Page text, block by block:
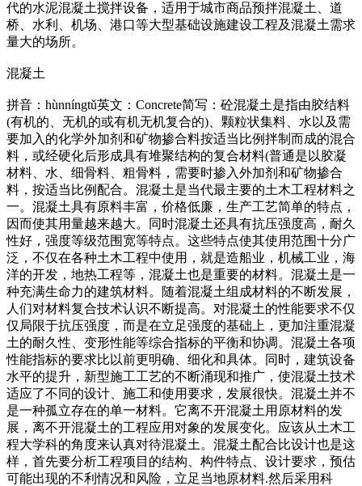
代的水泥混凝土搅拌设备，适用于城市商品预拌混凝土、道
桥、水利、机场、港口等大型基础设施建设工程及混凝土需求
量大的场所。
混凝土
拼音：hùnníngtǔ英文：Concrete简写：砼混凝土是指由胶结料
(有机的、无机的或有机无机复合的)、颗粒状集料、水以及需
要加入的化学外加剂和矿物掺合料按适当比例拌制而成的混合
料，或经硬化后形成具有堆聚结构的复合材料(普通是以胶凝
材料、水、细骨料、粗骨料，需要时掺入外加剂和矿物掺合
料，按适当比例配合。混凝土是当代最主要的土木工程材料之
一。混凝土具有原料丰富，价格低廉，生产工艺简单的特点，
因而使其用量越来越大。同时混凝土还具有抗压强度高，耐久
性好，强度等级范围宽等特点。这些特点使其使用范围十分广
泛，不仅在各种土木工程中使用，就是造船业，机械工业，海
洋的开发，地热工程等，混凝土也是重要的材料。混凝土是一
种充满生命力的建筑材料。随着混凝土组成材料的不断发展，
人们对材料复合技术认识不断提高。对混凝土的性能要求不仅
仅局限于抗压强度，而是在立足强度的基础上，更加注重混凝
土的耐久性、变形性能等综合指标的平衡和协调。混凝土各项
性能指标的要求比以前更明确、细化和具体。同时，建筑设备
水平的提升，新型施工工艺的不断涌现和推广，使混凝土技术
适应了不同的设计、施工和使用要求，发展很快。混凝土并不
是一种孤立存在的单一材料。它离不开混凝土用原材料的发
展，离不开混凝土的工程应用对象的发展变化。应该从土木工
程大学科的角度来认真对待混凝土。混凝土配合比设计也是这
样，首先要分析工程项目的结构、构件特点、设计要求，预估
可能出现的不利情况和风险，立足当地原材料.然后采用科